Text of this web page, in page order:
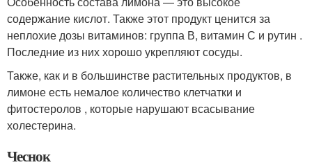
содержание кислот. Также этот продукт ценится за
неплохие дозы витаминов: группа В, витамин С и рутин .
Последние из них хорошо укрепляют сосуды.
Также, как и в большинстве растительных продуктов, в
лимоне есть немалое количество клетчатки и
фитостеролов , которые нарушают всасывание
холестерина.
Чеснок